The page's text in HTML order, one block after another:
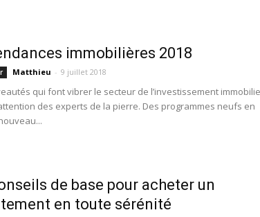
immobilières 2018
Matthieu - 9 juillet 2018
qui font vibrer le secteur de l’investissement
des experts de la pierre. Des programmes neufs en
de base pour acheter un
en toute sérénité